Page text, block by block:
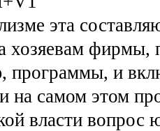
эта
хозяевам фирмы,
программы, и
на самом этом
власти вопрос